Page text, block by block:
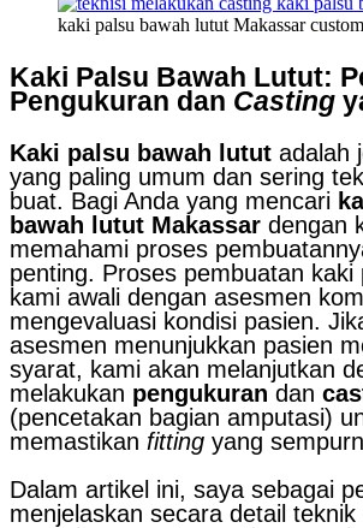
kaki palsu bawah lutut Makassar custom
Kaki Palsu Bawah Lutut:
Pengukuran dan Casting
Kaki palsu bawah lutut adalah
yang paling umum dan sering
buat. Bagi Anda yang mencari
bawah lutut Makassar dengan
memahami proses
penting. Proses pembuatan kaki
kami awali dengan asesmen
mengevaluasi kondisi pasien.
asesmen menunjukkan pasien
syarat, kami akan melanjutkan
melakukan pengukuran dan
(pencetakan bagian amputasi)
memastikan fitting yang
Dalam artikel ini, saya sebagai
menjelaskan secara detail